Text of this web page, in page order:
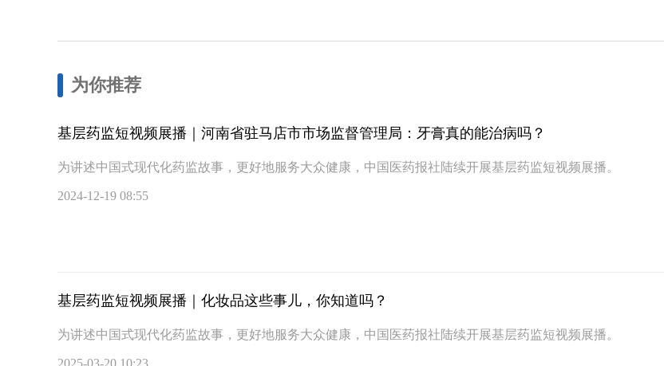
为你推荐
基层药监短视频展播｜河南省驻马店市市场监督管理局：牙膏真的能治病吗？
为讲述中国式现代化药监故事，更好地服务大众健康，中国医药报社陆续开展基层药监短视频展播。
2024-12-19 08:55
基层药监短视频展播｜化妆品这些事儿，你知道吗？
为讲述中国式现代化药监故事，更好地服务大众健康，中国医药报社陆续开展基层药监短视频展播。
2025-03-20 10:23